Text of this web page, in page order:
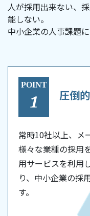
資料
人が採用出来ない、
能しない。
中小企業の人事課題
POINT
1 圧倒
常時10社以上、メ
様々な業種の採用
用サービスを利用
り、中小企業の採
す。